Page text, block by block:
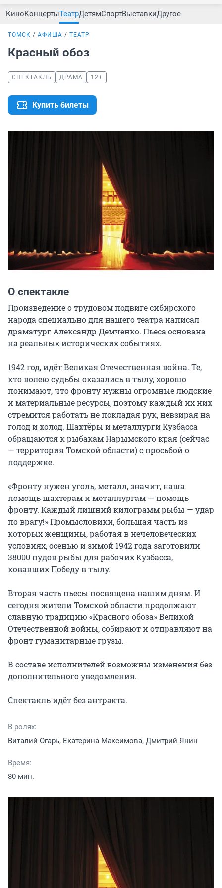
КиноКонцертыТеатрДетямСпортВыставкиДругое
ТОМСК АФИША ТЕАТР
Красный обоз
СПЕКТАКЛЬ ДРАМА 12+
Купить билеты
О спектакле
Произведение о трудовом подвиге сибирского
народа специально для нашего театра написал
драматург Александр Демченко. Пьеса основана
на реальных исторических событиях.
1942 год, идёт Великая Отечественная война. Те,
кто волею судьбы оказались в тылу, хорошо
понимают, что фронту нужны огромные людские
и материальные ресурсы, поэтому каждый их них
стремится работать не покладая рук, невзирая на
голод и холод. Шахтёры и металлурги Кузбасса
обращаются к рыбакам Нарымского края (сейчас
— территория Томской области) с просьбой о
поддержке.
«Фронту нужен уголь, металл, значит, наша
помощь шахтерам и металлургам — помощь
фронту. Каждый лишний килограмм рыбы — удар
по врагу!» Промысловики, большая часть из
которых женщины, работая в нечеловеческих
условиях, осенью и зимой 1942 года заготовили
38000 пудов рыбы для рабочих Кузбасса,
ковавших Победу в тылу.
Вторая часть пьесы посвящена нашим дням. И
сегодня жители Томской области продолжают
славную традицию «Красного обоза» Великой
Отечественной войны, собирают и отправляют на
фронт гуманитарные грузы.
В составе исполнителей возможны изменения без
дополнительного уведомления.
Спектакль идёт без антракта.
В ролях:
Виталий Огарь, Екатерина Максимова, Дмитрий Янин
Время:
80 мин.